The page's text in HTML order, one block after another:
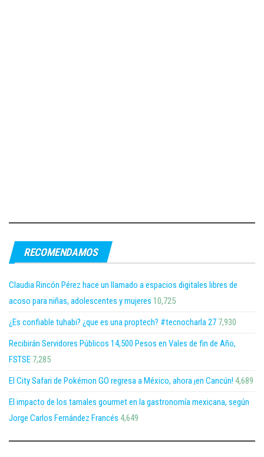
RECOMENDAMOS
Claudia Rincón Pérez hace un llamado a espacios digitales libres de
acoso para niñas, adolescentes y mujeres 10,725
¿Es confiable tuhabi? ¿que es una proptech? #tecnocharla 27 7,930
Recibirán Servidores Públicos 14,500 Pesos en Vales de fin de Año,
FSTSE 7,285
El City Safari de Pokémon GO regresa a México, ahora ¡en Cancún! 4,689
El impacto de los tamales gourmet en la gastronomía mexicana, según
Jorge Carlos Fernández Francés 4,649